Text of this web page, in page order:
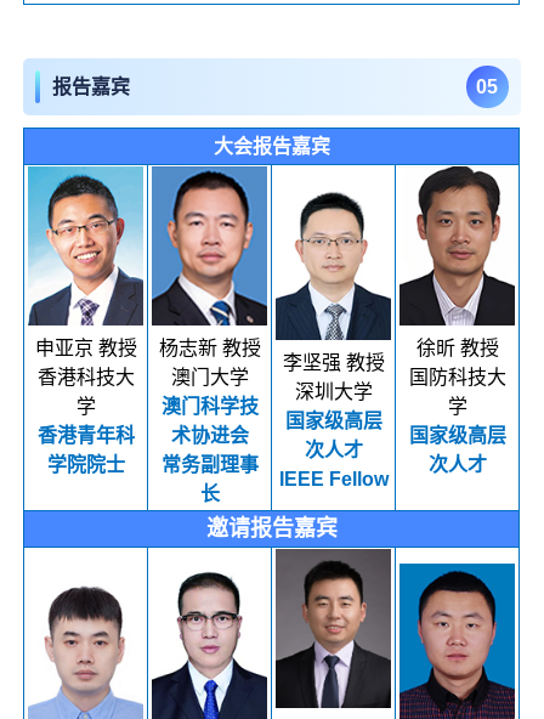
报告嘉宾 05
大会报告嘉宾
申亚京 教授
香港科技大
学
香港青年科
学院院士
杨志新 教授
澳门大学
澳门科学技
术协进会
常务副理事
长
李坚强 教授
深圳大学
国家级高层
次人才
IEEE Fellow
徐昕 教授
国防科技大
学
国家级高层
次人才
邀请报告嘉宾